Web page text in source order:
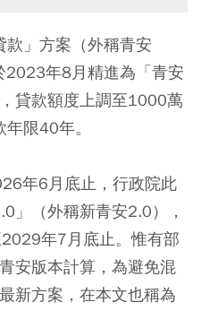
款」方案（外稱青安
年8月精進為「青安
貸款額度上調至1000萬
限40年。
年6月底止，行政院此
」（外稱新青安2.0），
年7月底止。惟有部
安版本計算，為避免混
新方案，在本文也稱為